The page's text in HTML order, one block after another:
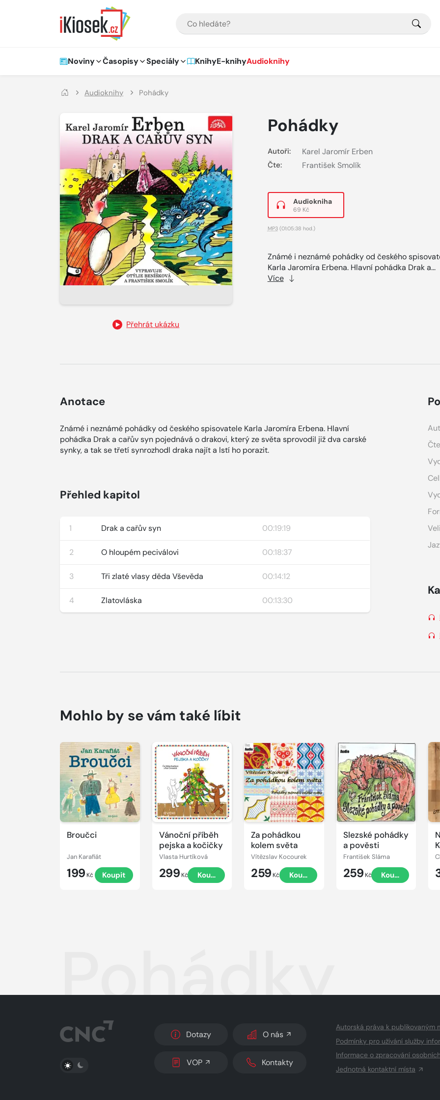
Hlavní navigace
Noviny Časopisy Speciály KnihyE-knihyAudioknihy
Audioknihy Pohádky
Přehrát ukázku
Pohádky
Autoři: Karel Jaromír Erben
Čte: František Smolík
Audiokniha
69 Kč
MP3(01:05:38 hod.)
Známé i neznámé pohádky od českého
Karla Jaromíra Erbena. Hlavní pohádka Drak a...
Více
Anotace
Známé i neznámé pohádky od českého spisovatele Karla Jaromíra Erbena. Hlavní
pohádka Drak a cařův syn pojednává o drakovi, který ze světa sprovodil již dva carské
synky, a tak se třetí synrozhodl draka najít a lstí ho porazit.
Přehled kapitol
1 Drak a cařův syn 00:19:19
2 O hloupém peciválovi 00:18:37
3 Tři zlaté vlasy děda Vševěda 00:14:12
4 Zlatovláska 00:13:30
Mohlo by se vám také líbit
Broučci
Jan Karafiát
199 Kč Koupit
Přehrát
ukázku
Vánoční příběh
pejska a kočičky
Vlasta Hurtíková
299 Kč Koupit
Přehrát
ukázku
Za pohádkou
kolem světa
Vítězslav Kocourek
259 Kč Koupit
Přehrát
ukázku
Slezské pohádky
a pověsti
František Sláma
259 Kč Koupit
Přehrát
ukázku
Pohádky
PŘEPNOUT SVĚTLÝ/TMAVÝ REŽIM
Dotazy O nás
VOP Kontakty
Autorská práva k publikovaným
Podmínky pro užívání služby
Informace o zpracování
Jednotná kontaktní místa